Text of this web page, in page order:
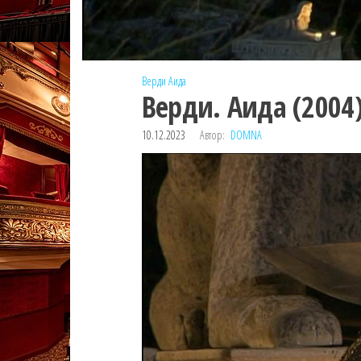
Верди Аида
Верди. Аида
10.12.2023 Автор: DOMNA